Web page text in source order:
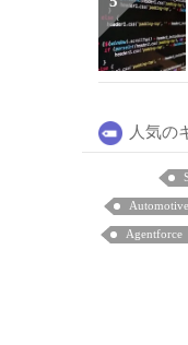
人気の
Agentforce